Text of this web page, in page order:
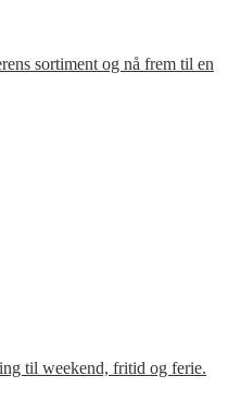
sortiment og nå frem til en
til weekend, fritid og ferie.